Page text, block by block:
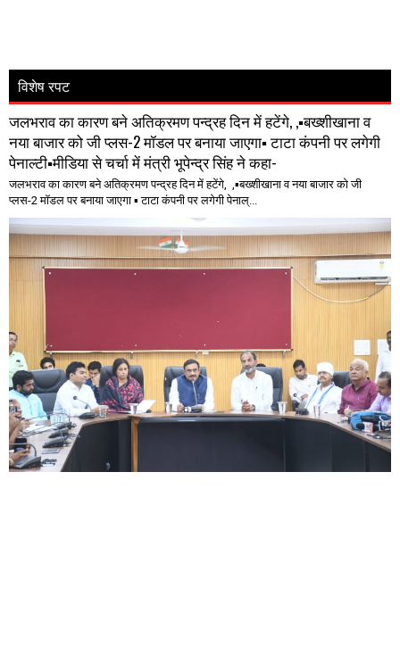
विशेष रपट
जलभराव का कारण बने अतिक्रमण पन्द्रह दिन में हटेंगे, ,▪️बख्शीखाना व
नया बाजार को जी प्लस-2 मॉडल पर बनाया जाएगा▪️ टाटा कंपनी पर लगेगी
पेनाल्टी▪️मीडिया से चर्चा में मंत्री भूपेन्द्र सिंह ने कहा-
जलभराव का कारण बने अतिक्रमण पन्द्रह दिन में हटेंगे, ,▪️बख्शीखाना व नया बाजार को जी
प्लस-2 मॉडल पर बनाया जाएगा ▪️ टाटा कंपनी पर लगेगी पेनाल्...